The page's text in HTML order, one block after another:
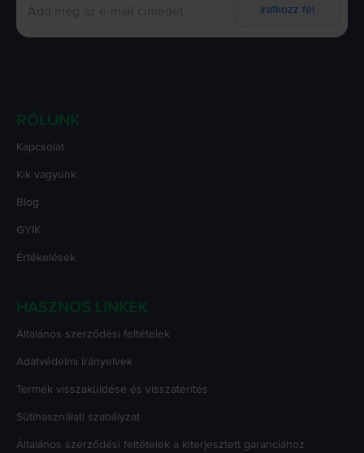
Iratkozz fel
RÓLUNK
Kapcsolat
Kik vagyunk
Blog
GYIK
Értékelések
HASZNOS LINKEK
Általános szerződési feltételek
Adatvédelmi irányelvek
Termék visszaküldése és visszatérítés
Sütihasználati szabályzat
Általános szerződési feltételek a kiterjesztett garanciához